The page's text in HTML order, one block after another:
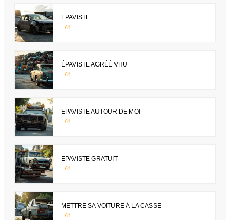
EPAVISTE
78
ÉPAVISTE AGRÉÉ VHU
78
EPAVISTE AUTOUR DE MOI
78
EPAVISTE GRATUIT
78
METTRE SA VOITURE À LA CASSE
78